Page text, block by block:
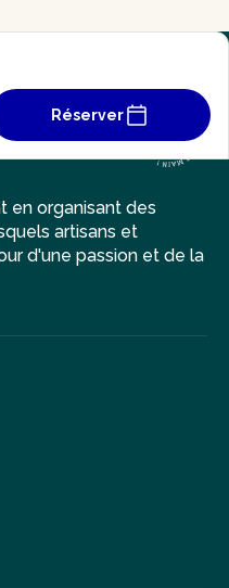
Réserver
en organisant des
artisans et
d'une passion et de la